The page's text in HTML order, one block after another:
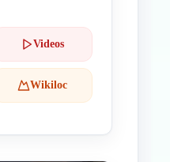
Videos
Wikiloc